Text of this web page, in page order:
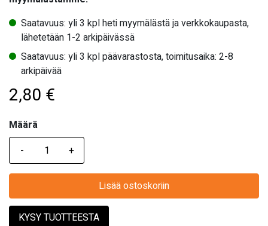
Saatavuus: yli 3 kpl heti myymälästä ja verkkokaupasta,
lähetetään 1-2 arkipäivässä
Saatavuus: yli 3 kpl päävarastosta, toimitusaika: 2-8
arkipäivää
2,80 €
Määrä
Määrä
Lisää ostoskoriin
KYSY TUOTTEESTA